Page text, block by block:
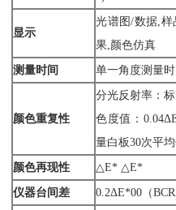
显示
光谱图/数据,
果,颜色仿真
测量时间
单一角度测量
颜色重复性
分光反射率：
色度值：
量白板30次平均
颜色再现性
△E* △E*
仪器台间差
0.2ΔE*00（